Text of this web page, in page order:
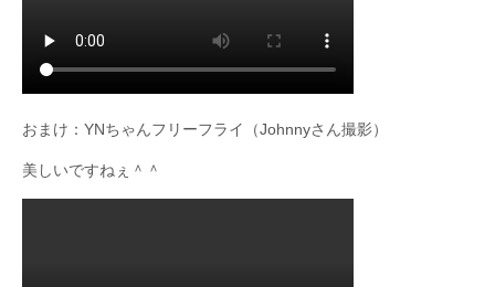
おまけ：YNちゃんフリーフライ（Johnnyさん撮影）
美しいですねぇ＾＾